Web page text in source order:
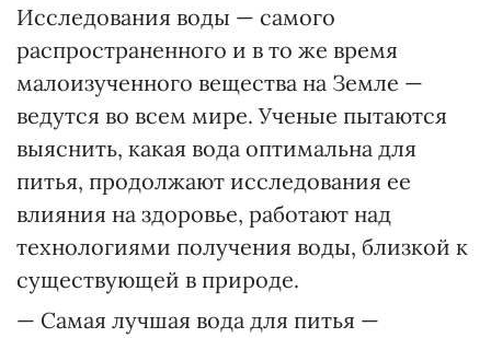
Исследования воды — самого
распространенного и в то же время
малоизученного вещества на Земле —
ведутся во всем мире. Ученые пытаются
выяснить, какая вода оптимальна для
питья, продолжают исследования ее
влияния на здоровье, работают над
технологиями получения воды, близкой к
существующей в природе.
— Самая лучшая вода для питья —